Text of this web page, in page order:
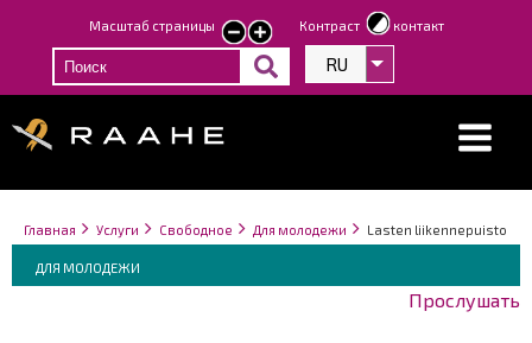
Перейти
к
основному
Масштаб страницы
smallerlarger
text
Контраст контакт
RU Список
Строка
навигации
You
here:
Главная Услуги Свободное Для молодежи Lasten liikennepuisto
Breadcrumbs
You
are
ДЛЯ МОЛОДЕЖИ
Прослушать